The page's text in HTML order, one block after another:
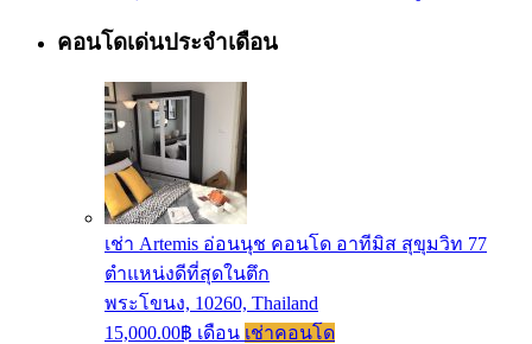
คอนโดเด่นประจำเดือน
เช่า Artemis อ่อนนุช คอนโด อาทีมิส สุขุมวิท 77
ตำแหน่งดีที่สุดในตึก
พระโขนง, 10260, Thailand
15,000.00฿ เดือน เช่าคอนโด